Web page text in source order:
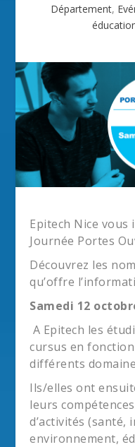
Département,
Epitech Nice vous
Journée Portes
Découvrez les
qu’offre
Samedi 12
A Epitech les
cursus en
différents
Ils/elles ont
leurs
d’activités (santé,
environnement,